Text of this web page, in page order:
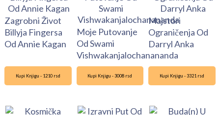
Zagrobni Život
Billyja Fingersa
Od Annie Kagan
Moje Putovanje
Od Swami
Vishwakanjalochanananda
Majstori
Ograničenja Od
Darryl Anka
Kupi Knjigu - 1210 rsd Kupi Knjigu - 3008 rsd Kupi Knjigu - 3321 rsd